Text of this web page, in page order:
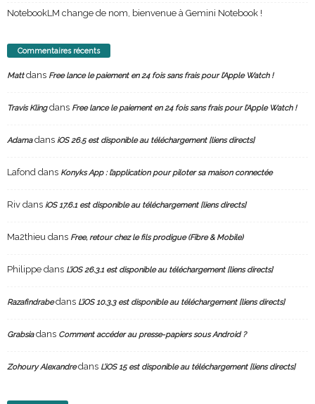
NotebookLM change de nom, bienvenue à Gemini Notebook !
Commentaires récents
Mattdans Free lance le paiement en 24 fois sans frais pour l’Apple Watch !
Travis Klingdans Free lance le paiement en 24 fois sans frais pour l’Apple Watch !
Adamadans iOS 26.5 est disponible au téléchargement [liens directs]
Lafond dans Konyks App : l’application pour piloter sa maison connectée
Riv dans iOS 17.6.1 est disponible au téléchargement [liens directs]
Ma2thieu dans Free, retour chez le fils prodigue (Fibre & Mobile)
Philippe dans L’iOS 26.3.1 est disponible au téléchargement [liens directs]
Razafindrabedans L’iOS 10.3.3 est disponible au téléchargement [liens directs]
Grabsiadans Comment accéder au presse-papiers sous Android ?
Zohoury Alexandredans L’iOS 15 est disponible au téléchargement [liens directs]